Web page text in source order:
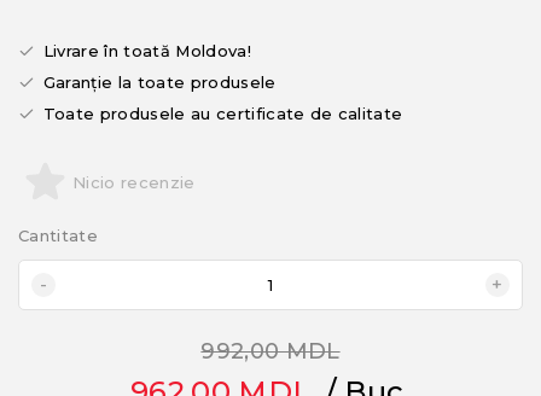
Livrare în toată Moldova!
Garanție la toate produsele
Toate produsele au certificate de calitate
Nicio recenzie
Cantitate
992,00 MDL